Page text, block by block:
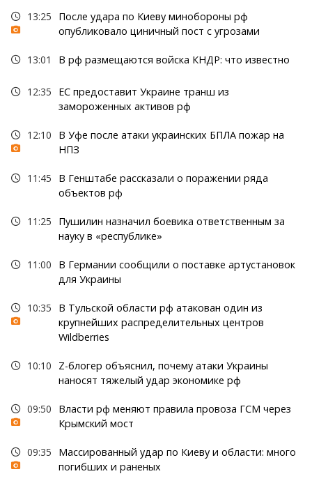
13:25
После удара по Киеву минобороны рф
опубликовало циничный пост с угрозами
13:01 В рф размещаются войска КНДР: что известно
12:35
ЕС предоставит Украине транш из
замороженных активов рф
12:10
В Уфе после атаки украинских БПЛА пожар на
НПЗ
11:45
В Генштабе рассказали о поражении ряда
объектов рф
11:25
Пушилин назначил боевика ответственным за
науку в «республике»
11:00
В Германии сообщили о поставке артустановок
для Украины
10:35
В Тульской области рф атакован один из
крупнейших распределительных центров
Wildberries
10:10
Z-блогер объяснил, почему атаки Украины
наносят тяжелый удар экономике рф
09:50
Власти рф меняют правила провоза ГСМ через
Крымский мост
09:35
Массированный удар по Киеву и области: много
погибших и раненых